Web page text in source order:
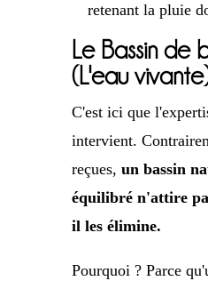
retenant la pluie
Le Bassin de
(L'eau
C'est ici que
intervient.
reçues, un bassin
équilibré n'attire
il les élimine.
Pourquoi ? Parce